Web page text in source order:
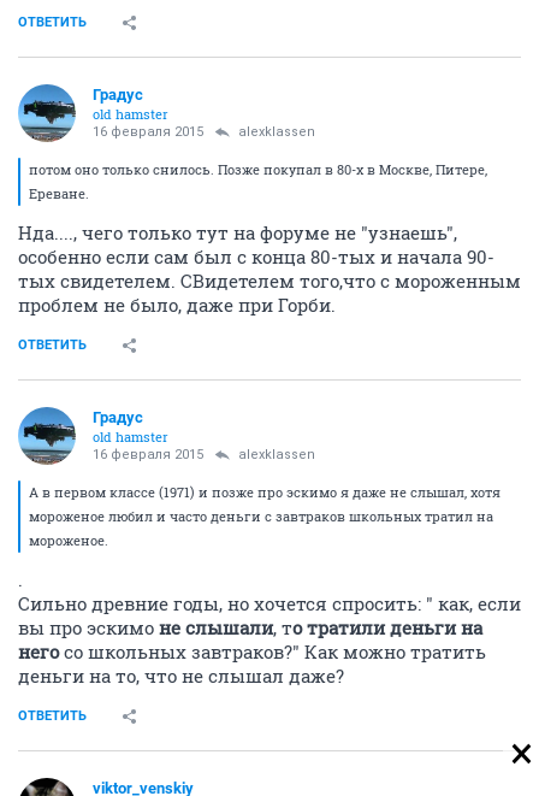
ОТВЕТИТЬ
Градус
old hamster
16 февраля 2015 alexklassen
потом оно только снилось. Позже покупал в 80-х в Москве, Питере,
Ереване.
Нда...., чего только тут на форуме не "узнаешь",
особенно если сам был с конца 80-тых и начала 90-
тых свидетелем. СВидетелем того,что с мороженным
проблем не было, даже при Горби.
ОТВЕТИТЬ
Градус
old hamster
16 февраля 2015 alexklassen
А в первом классе (1971) и позже про эскимо я даже не слышал, хотя
мороженое любил и часто деньги с завтраков школьных тратил на
мороженое.
.
Сильно древние годы, но хочется спросить: " как, если
вы про эскимо не слышали, то тратили деньги на
негосо школьных завтраков?" Как можно тратить
деньги на то, что не слышал даже?
ОТВЕТИТЬ
viktor_venskiy